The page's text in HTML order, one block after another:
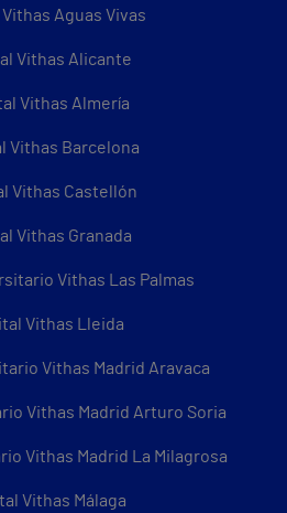
Aguas Vivas
Vithas Alicante
Vithas Almería
Vithas Barcelona
Vithas Castellón
Vithas Granada
Vithas Las Palmas
Vithas Lleida
Vithas Madrid Aravaca
Vithas Madrid Arturo Soria
Vithas Madrid La Milagrosa
Vithas Málaga